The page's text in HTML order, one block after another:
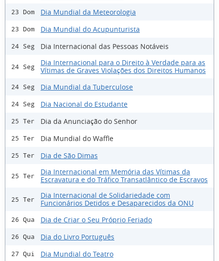
23 Dom Dia Mundial da Meteorologia
23 Dom Dia Mundial do Acupunturista
24 Seg Dia Internacional das Pessoas Notáveis
24 Seg
Dia Internacional para o Direito à Verdade para as
Vítimas de Graves Violações dos Direitos Humanos
24 Seg Dia Mundial da Tuberculose
24 Seg Dia Nacional do Estudante
25 Ter Dia da Anunciação do Senhor
25 Ter Dia Mundial do Waffle
25 Ter Dia de São Dimas
25 Ter
Dia Internacional em Memória das Vítimas da
Escravatura e do Tráfico Transatlântico de Escravos
25 Ter
Dia Internacional de Solidariedade com
Funcionários Detidos e Desaparecidos da ONU
26 Qua Dia de Criar o Seu Próprio Feriado
26 Qua Dia do Livro Português
27 Qui Dia Mundial do Teatro